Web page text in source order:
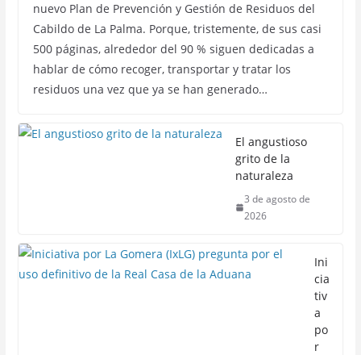
nuevo Plan de Prevención y Gestión de Residuos del
Cabildo de La Palma. Porque, tristemente, de sus casi
500 páginas, alrededor del 90 % siguen dedicadas a
hablar de cómo recoger, transportar y tratar los
residuos una vez que ya se han generado…
El angustioso
grito de la
naturaleza
3 de agosto de
2026
Ini
cia
tiv
a
po
r